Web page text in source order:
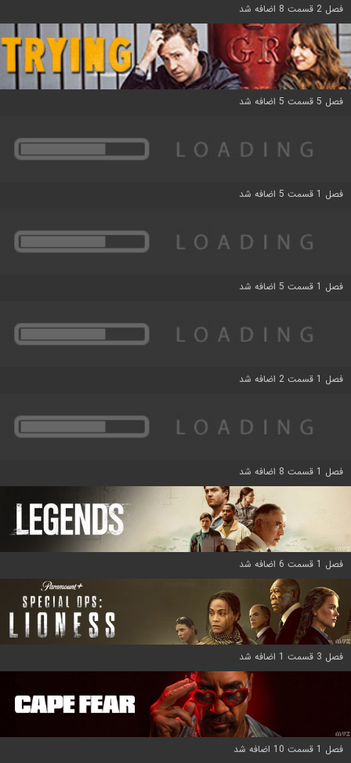
فصل 2 قسمت 8 اضافه شد
فصل 5 قسمت 5 اضافه شد
فصل 1 قسمت 5 اضافه شد
فصل 1 قسمت 5 اضافه شد
فصل 1 قسمت 2 اضافه شد
فصل 1 قسمت 8 اضافه شد
فصل 1 قسمت 6 اضافه شد
فصل 3 قسمت 1 اضافه شد
فصل 1 قسمت 10 اضافه شد